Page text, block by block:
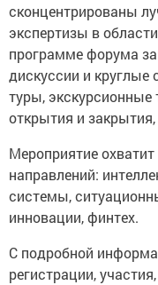
сконцентрированы
экспертизы в
программе форума
дискуссии и круглые
туры,
открытия и закрытия,
Мероприятие
направлений:
системы,
инновации, финтех.
С подробной
регистрации,